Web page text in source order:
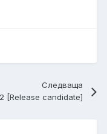
Следваща
[Release candidate]